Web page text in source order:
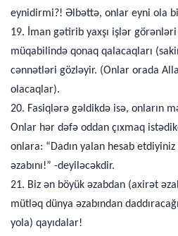
eynidirmi?! Əlbəttə, onlar eyni ola
19. İman gətirib yaxşı işlər
müqabilində qonaq qalacaqları
cənnətləri gözləyir. (Onlar orada
olacaqlar).
20. Fasiqlərə gəldikdə isə, onların
Onlar hər dəfə oddan çıxmaq
onlara: “Dadın yalan hesab
əzabını!” -deyiləcəkdir.
21. Biz ən böyük əzabdan (axirət
mütləq dünya əzabından
yola) qayıdalar!